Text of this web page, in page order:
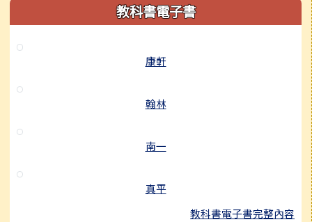
教科書電子書
康軒
翰林
南一
真平
教科書電子書完整內容